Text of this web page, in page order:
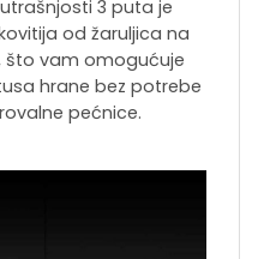
3 puta je
od žaruljica na
vam omogućuje
hrane bez potrebe
pećnice.